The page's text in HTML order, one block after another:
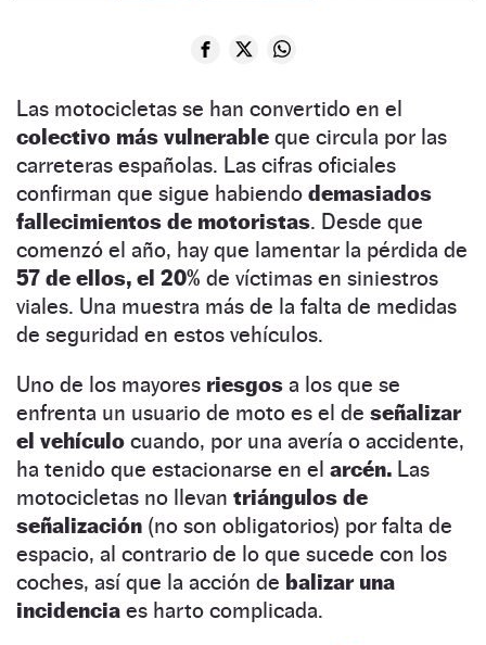
Las motocicletas se han convertido en el
colectivo más vulnerable que circula por las
carreteras españolas. Las cifras oficiales
confirman que sigue habiendo demasiados
fallecimientos de motoristas. Desde que
comenzó el año, hay que lamentar la pérdida de
57 de ellos, el 20% de víctimas en siniestros
viales. Una muestra más de la falta de medidas
de seguridad en estos vehículos.
Uno de los mayores riesgos a los que se
enfrenta un usuario de moto es el de señalizar
el vehículo cuando, por una avería o accidente,
ha tenido que estacionarse en el arcén. Las
motocicletas no llevan triángulos de
señalización (no son obligatorios) por falta de
espacio, al contrario de lo que sucede con los
coches, así que la acción de balizar una
incidencia es harto complicada.